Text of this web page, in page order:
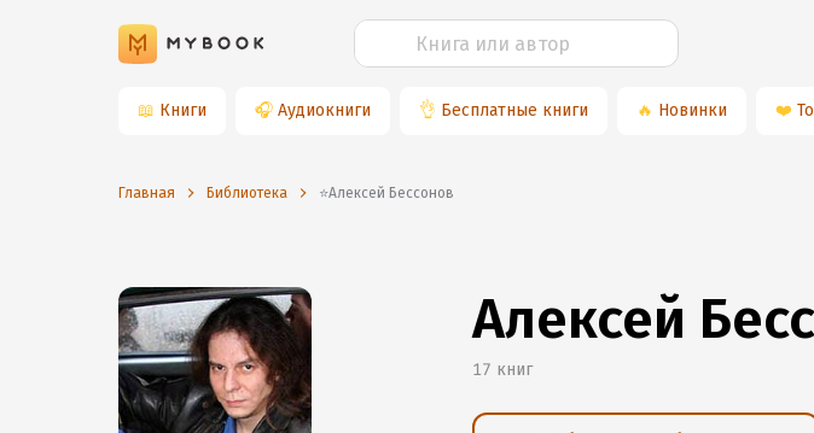
📖 Книги 🎧 Аудиокниги 👌 Бесплатные книги 🔥 Новинки ❤️
Главная Библиотека ⭐️Алексей Бессонов
Алексей
17 книг